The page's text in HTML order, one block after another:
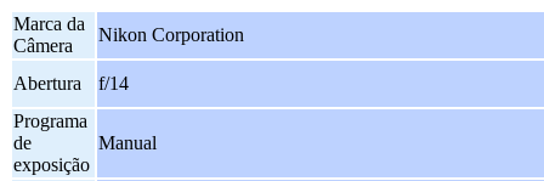
Marca da
Câmera
Nikon Corporation
Abertura
f/14
Programa
de
exposição
Manual